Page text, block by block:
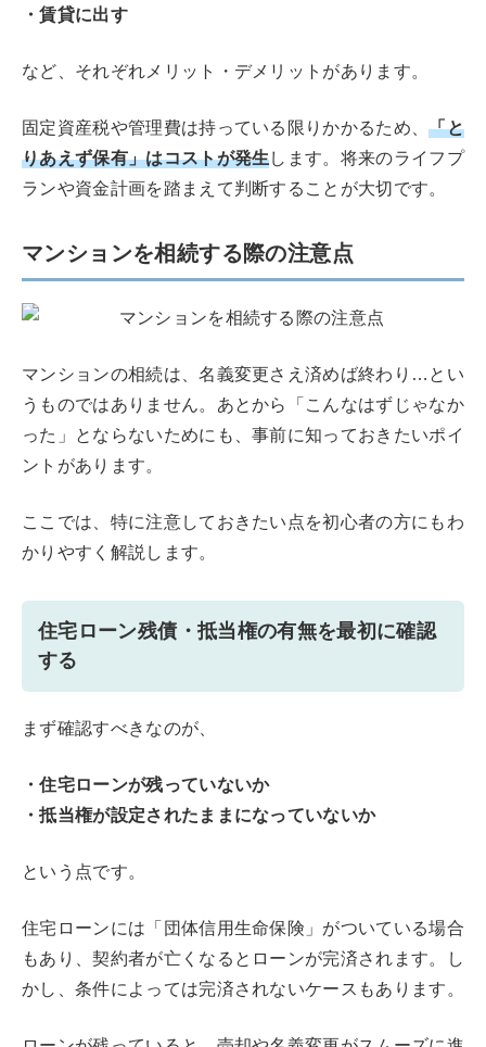
・賃貸に出す
など、それぞれメリット・デメリットがあります。
固定資産税や管理費は持っている限りかかるため、「と
りあえず保有」はコストが発生します。将来のライフプ
ランや資金計画を踏まえて判断することが大切です。
マンションを相続する際の注意点
マンションの相続は、名義変更さえ済めば終わり…とい
うものではありません。あとから「こんなはずじゃなか
った」とならないためにも、事前に知っておきたいポイ
ントがあります。
ここでは、特に注意しておきたい点を初心者の方にもわ
かりやすく解説します。
住宅ローン残債・抵当権の有無を最初に確認
する
まず確認すべきなのが、
・住宅ローンが残っていないか
・抵当権が設定されたままになっていないか
という点です。
住宅ローンには「団体信用生命保険」がついている場合
もあり、契約者が亡くなるとローンが完済されます。し
かし、条件によっては完済されないケースもあります。